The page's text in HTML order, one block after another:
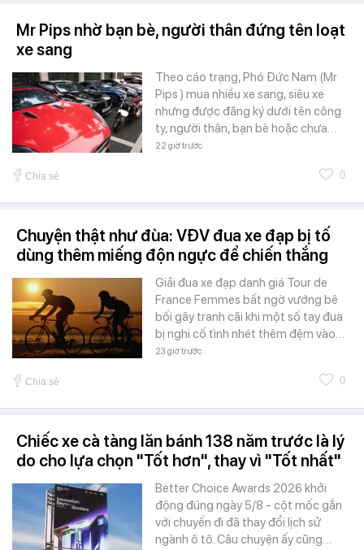
Mr Pips nhờ bạn bè, người thân đứng tên loạt
xe sang
Theo cáo trạng, Phó Đức Nam (Mr
Pips ) mua nhiều xe sang, siêu xe
nhưng được đăng ký dưới tên công
ty, người thân, bạn bè hoặc chưa…
22 giờ trước
Chia sẻ 0
Chuyện thật như đùa: VĐV đua xe đạp bị tố
dùng thêm miếng độn ngực để chiến thắng
Giải đua xe đạp danh giá Tour de
France Femmes bất ngờ vướng bê
bối gây tranh cãi khi một số tay đua
bị nghi cố tình nhét thêm đệm vào…
23 giờ trước
Chia sẻ 0
Chiếc xe cà tàng lăn bánh 138 năm trước là lý
do cho lựa chọn "Tốt hơn", thay vì "Tốt nhất"
Better Choice Awards 2026 khởi
động đúng ngày 5/8 - cột mốc gắn
với chuyến đi đã thay đổi lịch sử
ngành ô tô. Câu chuyện ấy cũng…